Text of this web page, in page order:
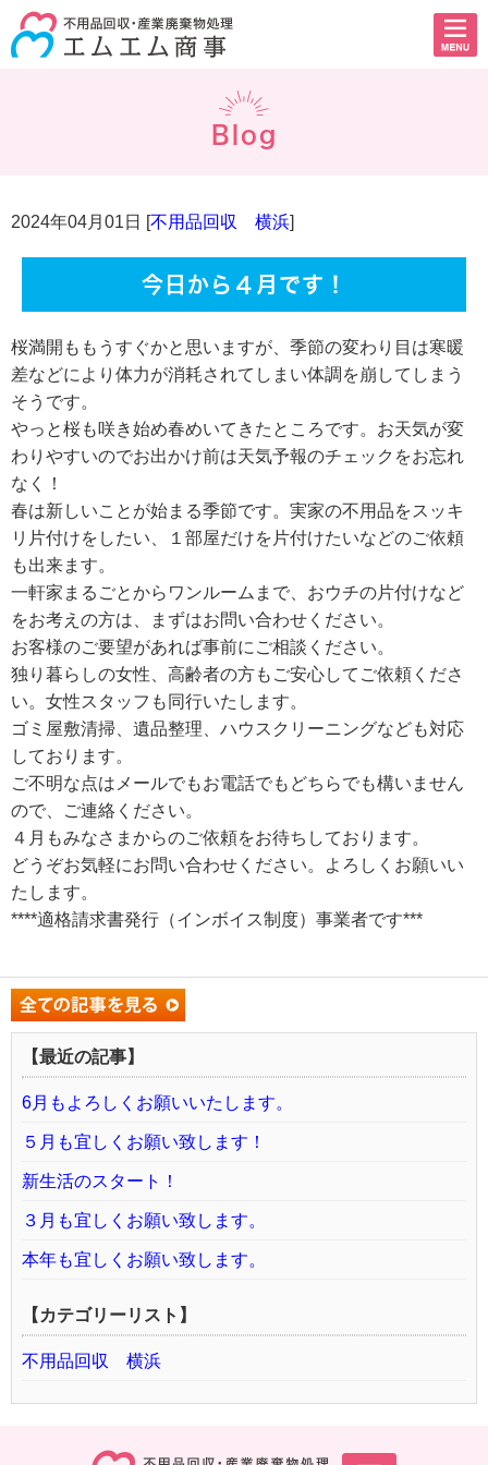
Blog
2024年04月01日 [不用品回収 横浜]
今日から４月です！
桜満開ももうすぐかと思いますが、季節の変わり目は寒暖
差などにより体力が消耗されてしまい体調を崩してしまう
そうです。
やっと桜も咲き始め春めいてきたところです。お天気が変
わりやすいのでお出かけ前は天気予報のチェックをお忘れ
なく！
春は新しいことが始まる季節です。実家の不用品をスッキ
リ片付けをしたい、１部屋だけを片付けたいなどのご依頼
も出来ます。
一軒家まるごとからワンルームまで、おウチの片付けなど
をお考えの方は、まずはお問い合わせください。
お客様のご要望があれば事前にご相談ください。
独り暮らしの女性、高齢者の方もご安心してご依頼くださ
い。女性スタッフも同行いたします。
ゴミ屋敷清掃、遺品整理、ハウスクリーニングなども対応
しております。
ご不明な点はメールでもお電話でもどちらでも構いません
ので、ご連絡ください。
４月もみなさまからのご依頼をお待ちしております。
どうぞお気軽にお問い合わせください。よろしくお願いい
たします。
****適格請求書発行（インボイス制度）事業者です***
【最近の記事】
6月もよろしくお願いいたします。
５月も宜しくお願い致します！
新生活のスタート！
３月も宜しくお願い致します。
本年も宜しくお願い致します。
【カテゴリーリスト】
不用品回収 横浜